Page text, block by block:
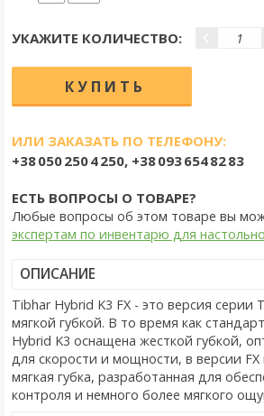
УКАЖИТЕ КОЛИЧЕСТВО:
ИЛИ ЗАКАЗАТЬ ПО ТЕЛЕФОНУ:
+38 050 250 4 250, +38 093 654 82 83
ЕСТЬ ВОПРОСЫ О ТОВАРЕ?
Любые вопросы об этом товаре вы
экспертам по инвентарю для
ОПИСАНИЕ
Tibhar Hybrid K3 FX - это версия серии
мягкой губкой. В то время как
Hybrid K3 оснащена жесткой губкой,
для скорости и мощности, в версии FX
мягкая губка, разработанная для
контроля и немного более мягкого